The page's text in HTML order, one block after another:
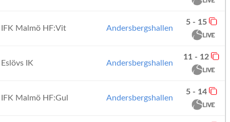
IFK Malmö HF:Vit Andersbergshallen
5 - 15
Eslövs IK Andersbergshallen
11 - 12
IFK Malmö HF:Gul Andersbergshallen
5 - 14